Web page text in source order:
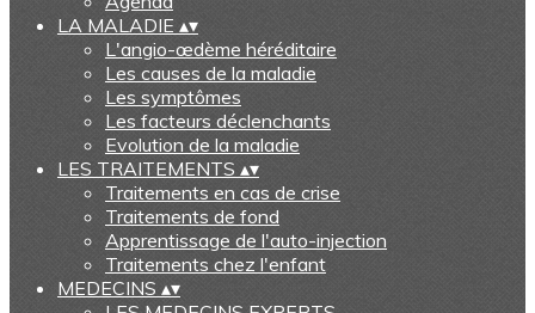
LA MALADIE ▴▾
L'angio-œdème héréditaire
Les causes de la maladie
Les symptômes
Les facteurs déclenchants
Evolution de la maladie
LES TRAITEMENTS ▴▾
Traitements en cas de crise
Traitements de fond
Apprentissage de l'auto-injection
Traitements chez l'enfant
MEDECINS ▴▾